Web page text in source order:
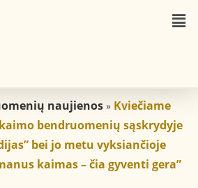
naujienos » Kviečiame
bendruomenių sąskrydyje
bei jo metu vyksiančioje
kaimas – čia gyventi gera”